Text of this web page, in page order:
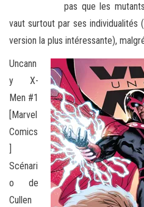
pas que les
vaut surtout par ses individualités
version la plus intéressante),
Uncann
y X-
Men #1
[Marvel
Comics
]
Scénari
o de
Cullen